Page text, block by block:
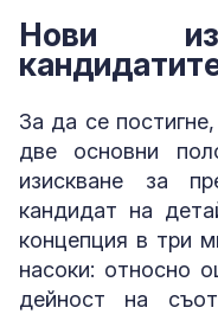
Нови
За да се
две основни
изискване за
кандидат на
концепция в три
насоки: относно
дейност на